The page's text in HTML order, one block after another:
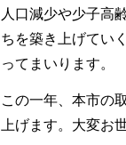
人口減少や少子高
ちを築き上げてい
ってまいります。
この一年、本市の
上げます。大変お